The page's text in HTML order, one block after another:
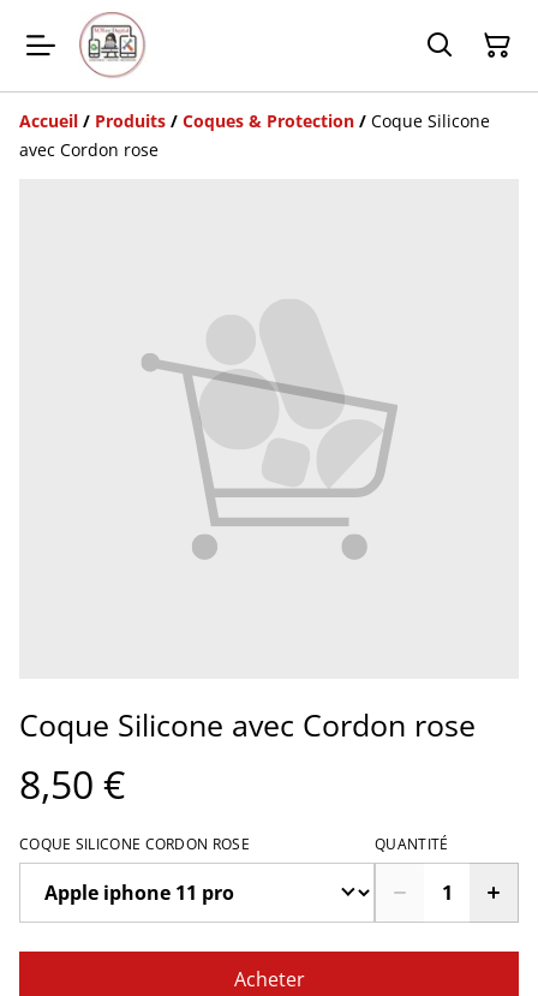
Accueil / Produits / Coques & Protection / Coque Silicone
avec Cordon rose
Coque Silicone avec Cordon rose
8,50 €
COQUE SILICONE CORDON ROSE QUANTITÉ
Acheter